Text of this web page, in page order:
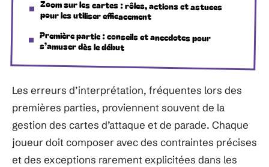
Zoom sur les cartes : rôles, actions et astuces
pour les utiliser efficacement
Première partie : conseils et anecdotes pour
s’amuser dès le début
Les erreurs d’interprétation, fréquentes lors des
premières parties, proviennent souvent de la
gestion des cartes d’attaque et de parade. Chaque
joueur doit composer avec des contraintes précises
et des exceptions rarement explicitées dans les